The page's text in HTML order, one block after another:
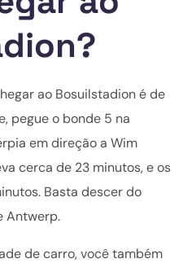
ao Bosuilstadion é de
pegue o bonde 5 na
em direção a Wim
cerca de 23 minutos, e os
Basta descer do
Antwerp.
de carro, você também